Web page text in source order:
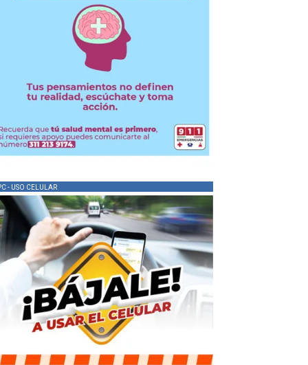
- USO CELULAR